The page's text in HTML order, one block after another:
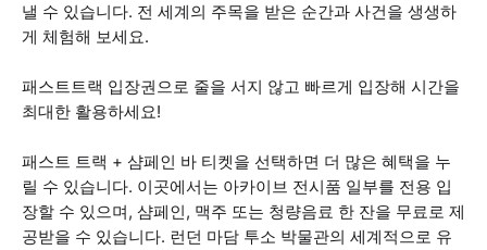
낼 수 있습니다. 전 세계의 주목을 받은 순간과 사건을 생생하
게 체험해 보세요.
패스트트랙 입장권으로 줄을 서지 않고 빠르게 입장해 시간을
최대한 활용하세요!
패스트 트랙 + 샴페인 바 티켓을 선택하면 더 많은 혜택을 누
릴 수 있습니다. 이곳에서는 아카이브 전시품 일부를 전용 입
장할 수 있으며, 샴페인, 맥주 또는 청량음료 한 잔을 무료로 제
공받을 수 있습니다. 런던 마담 투소 박물관의 세계적으로 유